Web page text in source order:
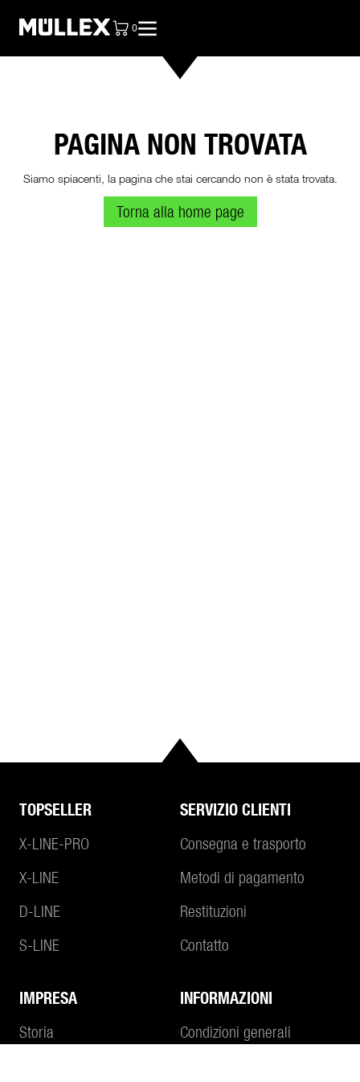
0
articoli nel carrello, vedere la borsa
PAGINA NON TROVATA
Siamo spiacenti, la pagina che stai cercando non è stata trovata.
Torna alla home page
TOPSELLER
X-LINE-PRO
X-LINE
D-LINE
S-LINE
SERVIZIO CLIENTI
Consegna e trasporto
Metodi di pagamento
Restituzioni
Contatto
IMPRESA
Storia
INFORMAZIONI
Condizioni generali